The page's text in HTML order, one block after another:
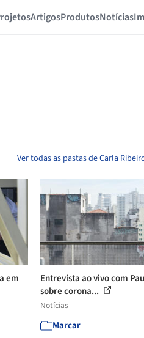
ArtigosProdutosNotícias
Ver todas as pastas de Carla
em
Entrevista ao vivo com
sobre corona...
Notícias
Marcar